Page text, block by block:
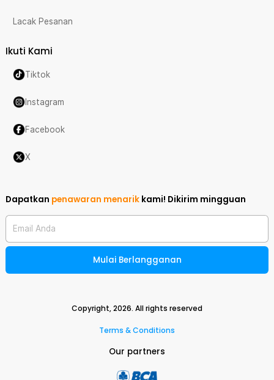
Lacak Pesanan
Ikuti Kami
Tiktok
Instagram
Facebook
X
Dapatkan penawaran menarik kami! Dikirim mingguan
Email Anda
Mulai Berlangganan
Copyright,2026. All rights reserved
Terms & Conditions
Our partners